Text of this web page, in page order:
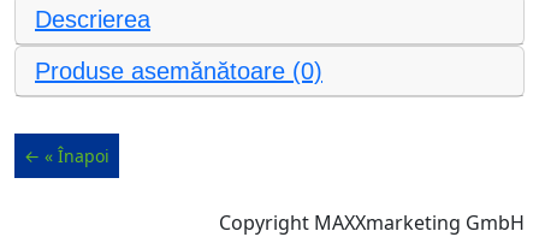
Descrierea
Produse asemănătoare (0)
Copyright MAXXmarketing GmbH